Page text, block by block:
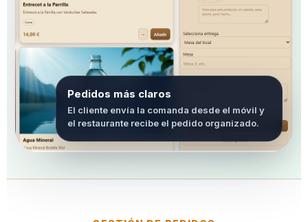
Pedidos más claros
El cliente envía la comanda desde el móvil y
el restaurante recibe el pedido organizado.